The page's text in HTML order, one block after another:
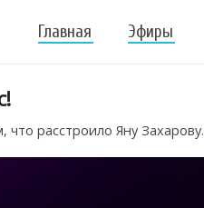
Главная Эфиры
что расстроило Яну Захарову.